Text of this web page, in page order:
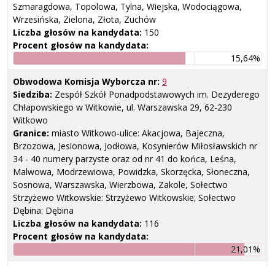
Szmaragdowa, Topolowa, Tylna, Wiejska, Wodociągowa,
Wrzesińska, Zielona, Złota, Zuchów
Liczba głosów na kandydata: 150
Procent głosów na kandydata:
15,64%
Obwodowa Komisja Wyborcza nr: 9
Siedziba: Zespół Szkół Ponadpodstawowych im. Dezyderego
Chłapowskiego w Witkowie, ul. Warszawska 29, 62-230
Witkowo
Granice: miasto Witkowo-ulice: Akacjowa, Bajeczna,
Brzozowa, Jesionowa, Jodłowa, Kosynierów Miłosławskich nr
34 - 40 numery parzyste oraz od nr 41 do końca, Leśna,
Malwowa, Modrzewiowa, Powidzka, Skorzęcka, Słoneczna,
Sosnowa, Warszawska, Wierzbowa, Zakole, Sołectwo
Strzyżewo Witkowskie: Strzyżewo Witkowskie; Sołectwo
Dębina: Dębina
Liczba głosów na kandydata: 116
Procent głosów na kandydata:
21,01%